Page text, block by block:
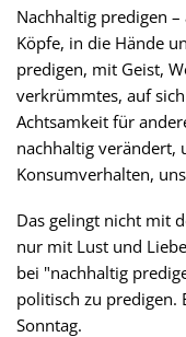
Nachhaltig predigen
Köpfe, in die Hände
predigen, mit Geist,
verkrümmtes, auf
Achtsamkeit für
nachhaltig verändert,
Konsumverhalten,
Das gelingt nicht mit
nur mit Lust und
bei "nachhaltig
politisch zu predigen.
Sonntag.